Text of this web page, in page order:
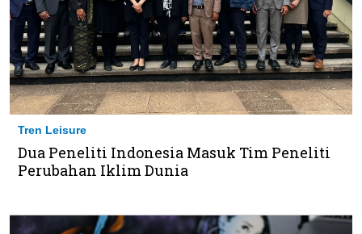
Tren Leisure
Dua Peneliti Indonesia Masuk Tim Peneliti
Perubahan Iklim Dunia